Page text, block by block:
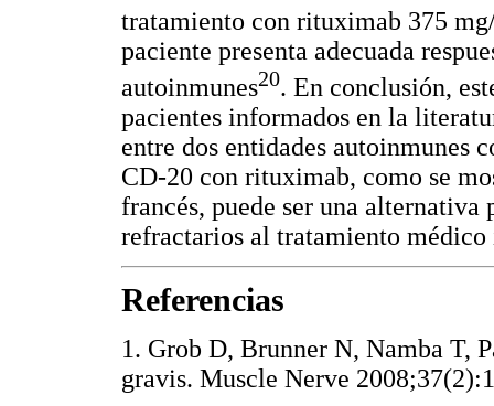
tratamiento con rituximab 375
paciente presenta adecuada
autoinmunes20. En conclusión,
pacientes informados en la
entre dos entidades autoinmunes
CD-20 con rituximab, como se
francés, puede ser una alternativa
refractarios al tratamiento
Referencias
1. Grob D, Brunner N, Namba T,
gravis. Muscle Nerve